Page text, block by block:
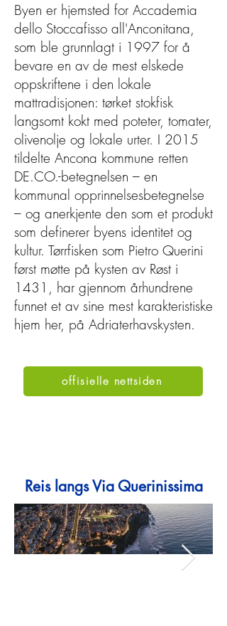
Byen er hjemsted for Accademia
dello Stoccafisso all'Anconitana,
som ble grunnlagt i 1997 for å
bevare en av de mest elskede
oppskriftene i den lokale
mattradisjonen: tørket stokfisk
langsomt kokt med poteter, tomater,
olivenolje og lokale urter. I 2015
tildelte Ancona kommune retten
DE.CO.-betegnelsen – en
kommunal opprinnelsesbetegnelse
– og anerkjente den som et produkt
som definerer byens identitet og
kultur. Tørrfisken som Pietro Querini
først møtte på kysten av Røst i
1431, har gjennom århundrene
funnet et av sine mest karakteristiske
hjem her, på Adriaterhavskysten.
offisielle nettsiden
Reis langs Via Querinissima